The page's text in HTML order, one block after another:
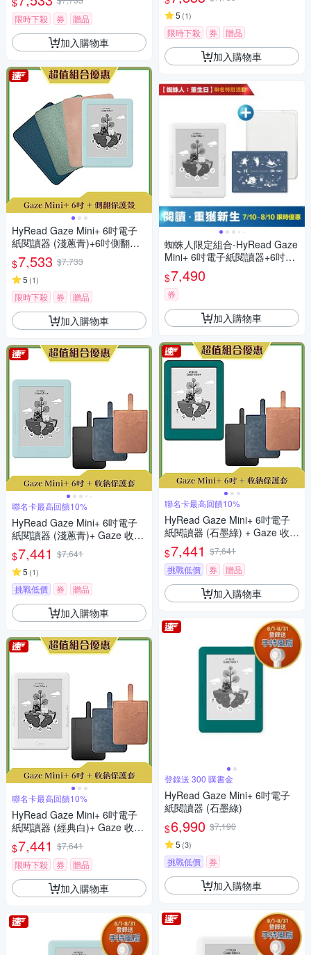
限時下殺
券 贈品
加入購物車
HyRead Gaze Mini+ 6吋電子
紙閱讀器 (淺蔥青)+6吋側翻保
護殼
$7,533 $7,733
5 (1)
限時下殺 券 贈品
加入購物車
聯名卡最高回饋10%
HyRead Gaze Mini+ 6吋電子
紙閱讀器 (淺蔥青)+ Gaze 收納
保護套 (組合)
$7,441 $7,641
5 (1)
挑戰低價 券 贈品
加入購物車
聯名卡最高回饋10%
HyRead Gaze Mini+ 6吋電子
紙閱讀器 (經典白)+ Gaze 收納
保護套 (組合)
$7,441 $7,641
限時下殺
券 贈品
加入購物車
5 (1)
限時下殺 券 贈品
加入購物車
蜘蛛人限定組合-HyRead Gaze
Mini+ 6吋電子紙閱讀器+6吋蜘
蛛人配件組(透明軟膠殼 +環保
切割墊)
$7,490
券
加入購物車
聯名卡最高回饋10%
HyRead Gaze Mini+ 6吋電子
紙閱讀器 (石墨綠) + Gaze 收納
保護套 (組合)
$7,441 $7,641
挑戰低價
券 贈品
加入購物車
登錄送 300 購書金
HyRead Gaze Mini+ 6吋電子
紙閱讀器 (石墨綠)
$6,990 $7,190
5 (3)
挑戰低價 券
加入購物車